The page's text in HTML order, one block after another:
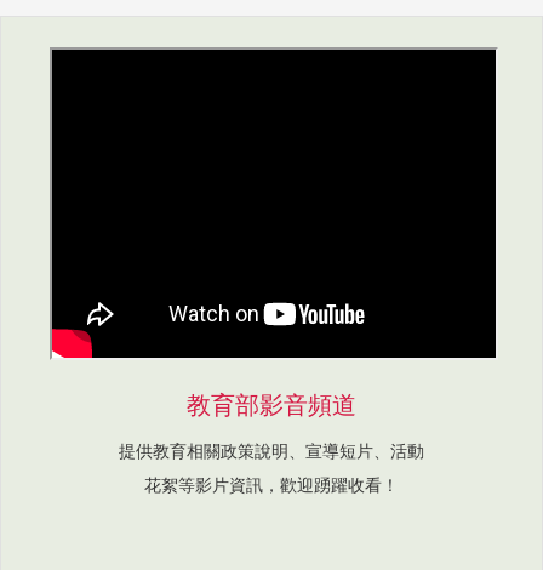
教育部影音頻道
提供教育相關政策說明、宣導短片、活動
花絮等影片資訊，歡迎踴躍收看！